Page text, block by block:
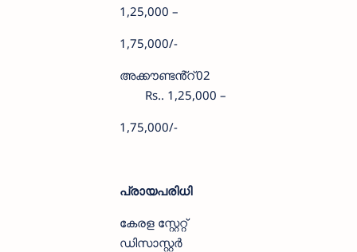
1,25,000 –
1,75,000/-
അക്കൗണ്ടൻ്റ്02
Rs.. 1,25,000 –
1,75,000/-
പ്രായപരിധി
കേരള സ്റ്റേറ്റ്
ഡിസാസ്റ്റർ